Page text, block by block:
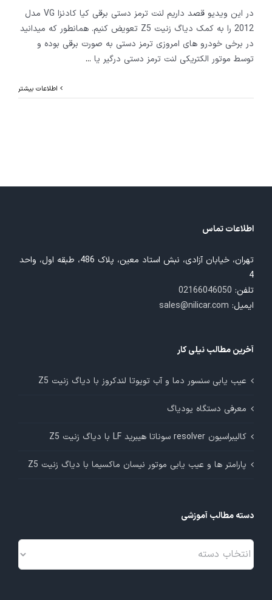
در این ویدیو قصد داریم لنت ترمز دستی برقی کیا کادنزا VG مدل
2012 را به کمک دیاگ زنیت Z5 تعویض کنیم. همانطور که میدانید
در برخی خودرو های امروزی ترمز دستی به صورت برقی بوده و
توسط موتور الکتریکی لنت ترمز دستی درگیر یا ...
اطلاعات بیشتر
اطلاعات تماس
تهران، خیابان آزادی، نبش استاد معین، پلاک 486، طبقه اول، واحد
4
تلفن: 02166046050
ایمیل: sales@nilicar.com
آخرین مطالب نیلی کار
عیب یابی سنسور دما و آب تویوتا لندکروز با دیاگ زنیت Z5
معرفی دستگاه یودیاگ
کالیبراسیون resolver سوناتا هیبرید LF با دیاگ زنیت Z5
پارامتر ها و عیب یابی موتور نیسان ماکسیما با دیاگ زنیت Z5
دسته مطالب آموزشی
دسته